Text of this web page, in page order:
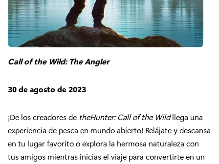
Call of the Wild: The Angler
30 de agosto de 2023
¡De los creadores de theHunter: Call of the Wildllega una
experiencia de pesca en mundo abierto! Relájate y descansa
en tu lugar favorito o explora la hermosa naturaleza con
tus amigos mientras inicias el viaje para convertirte en un